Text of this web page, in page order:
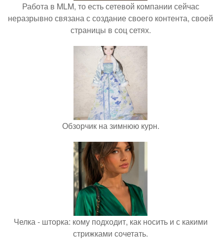
Работа в MLM, то есть сетевой компании сейчас
неразрывно связана с создание своего контента, своей
страницы в соц сетях.
Обзорчик на зимнюю курн.
Челка - шторка: кому подходит, как носить и с какими
стрижками сочетать.